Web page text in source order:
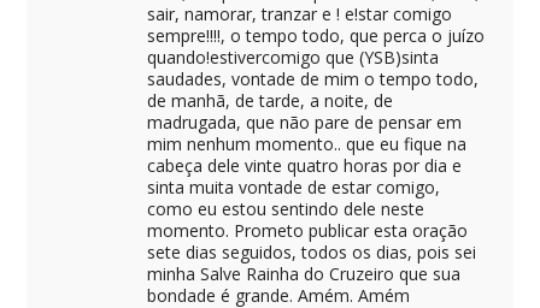
sair, namorar, tranzar e ! e!star comigo
sempre!!!!, o tempo todo, que perca o juízo
quando!estivercomigo que (YSB)sinta
saudades, vontade de mim o tempo todo,
de manhã, de tarde, a noite, de
madrugada, que não pare de pensar em
mim nenhum momento.. que eu fique na
cabeça dele vinte quatro horas por dia e
sinta muita vontade de estar comigo,
como eu estou sentindo dele neste
momento. Prometo publicar esta oração
sete dias seguidos, todos os dias, pois sei
minha Salve Rainha do Cruzeiro que sua
bondade é grande. Amém. Amém